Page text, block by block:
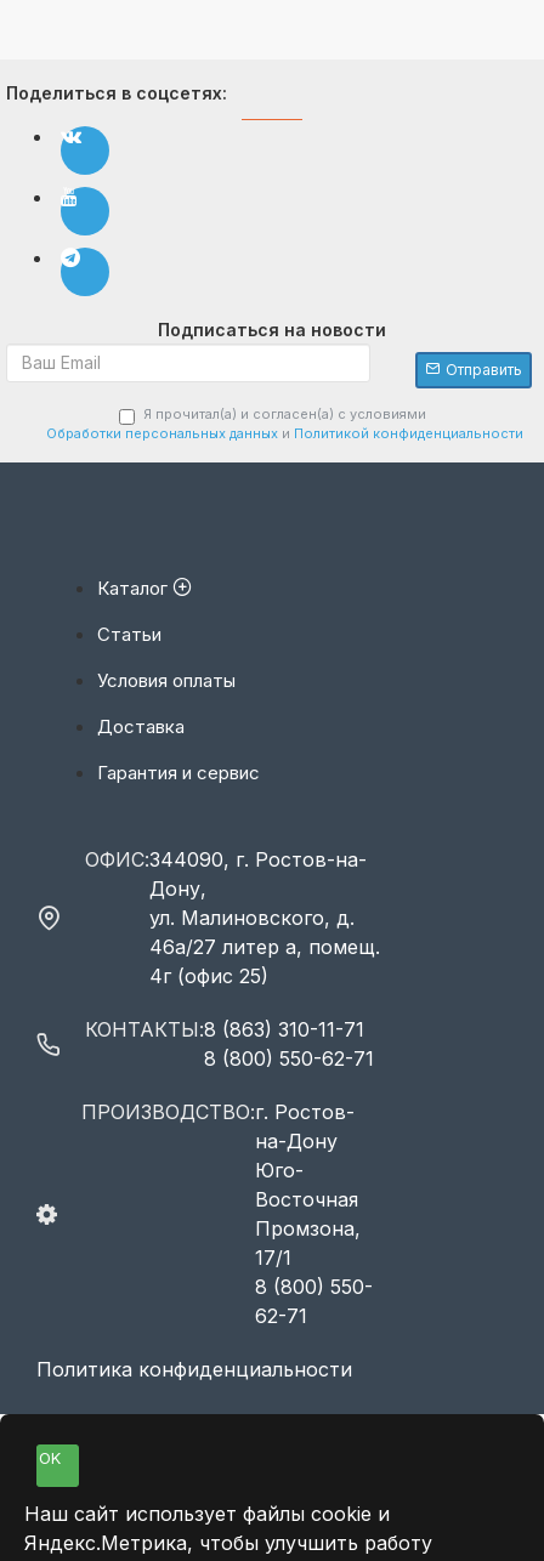
Поделиться в соцсетях:
Подписаться на новости
Отправить
Я прочитал(а) и согласен(а) с условиями
Обработки персональных данныхи Политикой конфиденциальности
Каталог
Статьи
Условия оплаты
Доставка
Гарантия и сервис
ОФИС:344090, г. Ростов-на-
Дону,
ул. Малиновского, д.
46а/27 литер а, помещ.
4г (офис 25)
КОНТАКТЫ:8 (863) 310-11-71
8 (800) 550-62-71
ПРОИЗВОДСТВО:г. Ростов-
на-Дону
Юго-
Восточная
Промзона,
17/1
8 (800) 550-
62-71
Политика конфиденциальности
OK
Наш сайт использует файлы cookie и
Яндекс.Метрика, чтобы улучшить работу